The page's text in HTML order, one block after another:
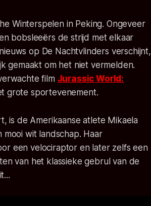
Winterspelen in Peking. Ongeveer
bobsleeërs de strijd met elkaar
op De Nachtvlinders verschijnt,
gemaakt om het niet vermelden.
film Jurassic World:
grote sportevenement.
is de Amerikaanse atlete Mikaela
mooi wit landschap. Haar
een velociraptor en later zelfs een
van het klassieke gebrul van de